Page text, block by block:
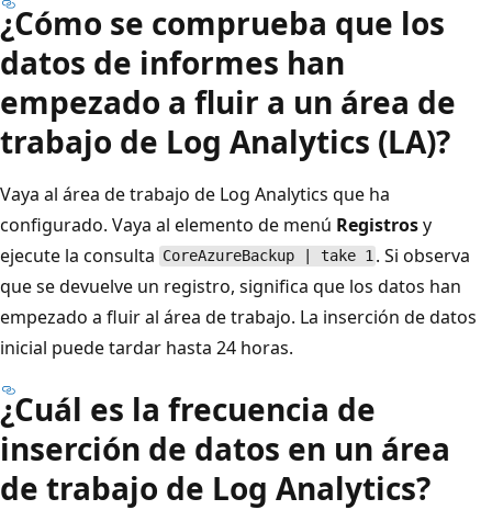
¿Cómo se comprueba que los
datos de informes han
empezado a fluir a un área de
trabajo de Log Analytics (LA)?
Vaya al área de trabajo de Log Analytics que ha
configurado. Vaya al elemento de menú Registrosy
ejecute la consulta CoreAzureBackup | take 1 . Si observa
que se devuelve un registro, significa que los datos han
empezado a fluir al área de trabajo. La inserción de datos
inicial puede tardar hasta 24 horas.
¿Cuál es la frecuencia de
inserción de datos en un área
de trabajo de Log Analytics?